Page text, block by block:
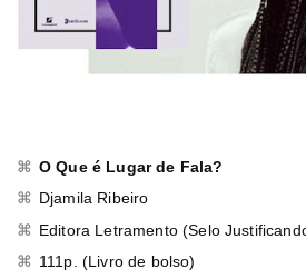
O Que é Lugar de Fala?
Djamila Ribeiro
Editora Letramento (Selo
111p. (Livro de bolso)